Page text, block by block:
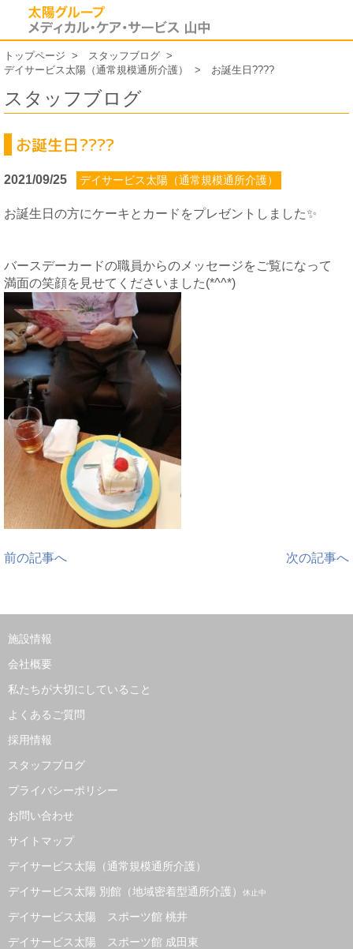
トップページ
スタッフブログ
デイサービス太陽（通常規模通所介護）
お誕生日????
スタッフブログ
お誕生日????
2021/09/25 デイサービス太陽（通常規模通所介護）
お誕生日の方にケーキとカードをプレゼントしました✨
バースデーカードの職員からのメッセージをご覧になって
満面の笑顔を見せてくださいました(*^^*)
前の記事へ 次の記事へ
施設情報
会社概要
私たちが大切にしていること
よくあるご質問
採用情報
スタッフブログ
プライバシーポリシー
お問い合わせ
サイトマップ
デイサービス太陽（通常規模通所介護）
デイサービス太陽 別館（地域密着型通所介護）
休止中
デイサービス太陽 スポーツ館 桃井
デイサービス太陽 スポーツ館 成田東